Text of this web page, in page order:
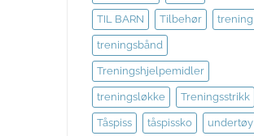
TIL BARN Tilbehør trening
treningsbånd
Treningshjelpemidler
treningsløkke Treningsstrikk
Tåspiss tåspissko undertøy